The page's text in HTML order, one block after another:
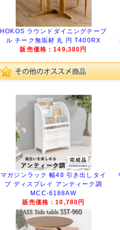
HOKOS ラウンドダイニングテーブ
ル チーク無垢材 丸 円 T400RX
販売価格：149,380円
マガジンラック 幅48 引き出しタイ
プ ディスプレイ アンティーク調
MCC-6188AW
販売価格：10,780円